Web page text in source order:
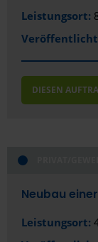
Bergisch
Bernau bei
Biberach an
Bielefeld
Leistungsort:
DIESEN
Neubau
Leistungsort: